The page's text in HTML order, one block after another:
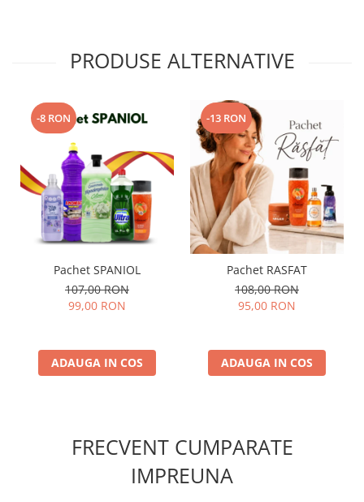
PRODUSE ALTERNATIVE
-8 RON
Pachet SPANIOL
107,00 RON
99,00 RON
ADAUGA IN COS
-13 RON
Pachet RASFAT
108,00 RON
95,00 RON
ADAUGA IN COS
FRECVENT CUMPARATE
IMPREUNA